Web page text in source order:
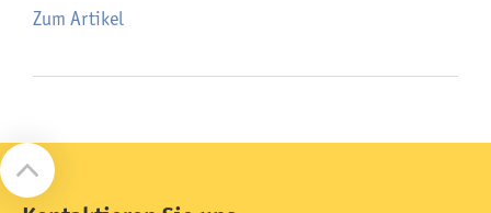
Zum Artikel